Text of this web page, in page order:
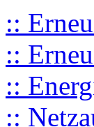
::
::
::
::